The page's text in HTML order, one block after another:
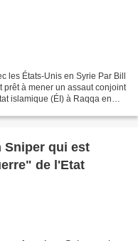
les États-Unis en Syrie Par Bill
prêt à mener un assaut conjoint
islamique (ÉI) à Raqqa en
Sniper qui est
de l'Etat